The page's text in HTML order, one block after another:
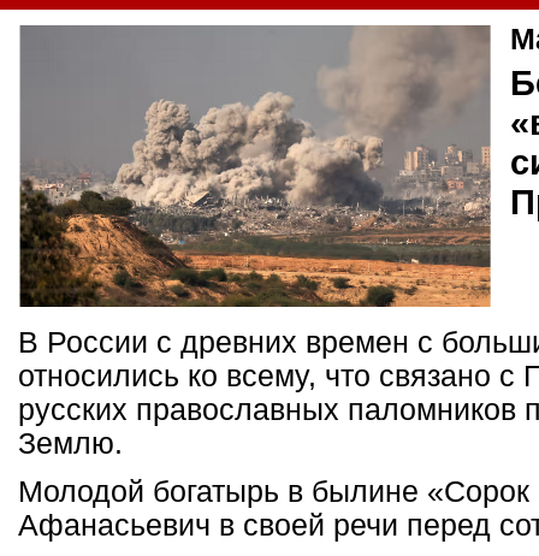
В России с древних времен с
относились ко всему, что связано
русских православных
Землю.
Молодой богатырь в былине «Сорок
Афанасьевич в своей речи перед